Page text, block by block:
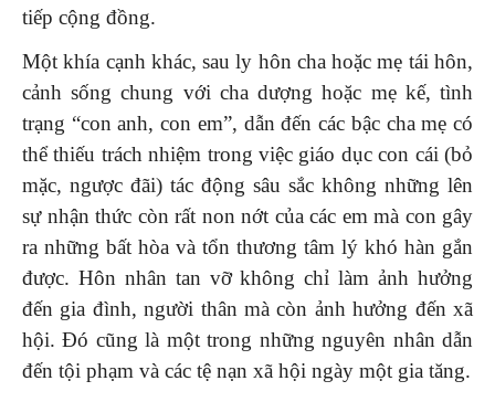
tiếp cộng đồng.
Một khía cạnh khác, sau ly hôn cha hoặc mẹ tái hôn,
cảnh sống chung với cha dượng hoặc mẹ kế, tình
trạng “con anh, con em”, dẫn đến các bậc cha mẹ có
thể thiếu trách nhiệm trong việc giáo dục con cái (bỏ
mặc, ngược đãi) tác động sâu sắc không những lên
sự nhận thức còn rất non nớt của các em mà con gây
ra những bất hòa và tổn thương tâm lý khó hàn gắn
được. Hôn nhân tan vỡ không chỉ làm ảnh hưởng
đến gia đình, người thân mà còn ảnh hưởng đến xã
hội. Đó cũng là một trong những nguyên nhân dẫn
đến tội phạm và các tệ nạn xã hội ngày một gia tăng.